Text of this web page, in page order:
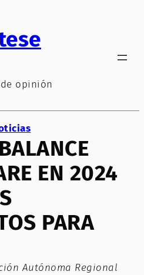
opinión
EN 2024
PARA
Autónoma Regional